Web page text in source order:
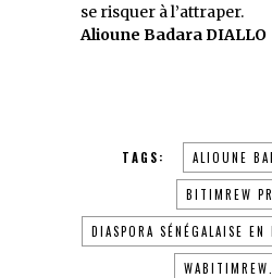
se risquer à l’attraper.
Alioune Badara DIALLO
TAGS: ALIOUNE
BITIMREW
DIASPORA SÉNÉGALAISE EN